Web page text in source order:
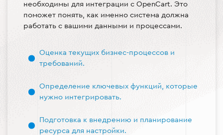
необходимы для интеграции с OpenCart. Это
поможет понять, как именно система должна
работать с вашими данными и процессами.
Оценка текущих бизнес-процессов и
требований.
Определение ключевых функций, которые
нужно интегрировать.
Подготовка к внедрению и планирование
ресурса для настройки.